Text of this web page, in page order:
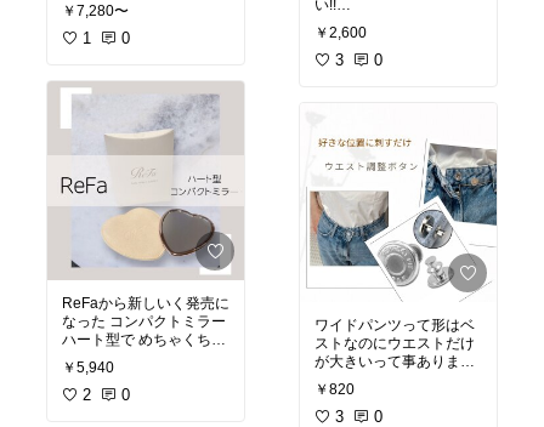
私のお気に入りは 40番で
す♡♡
#オリジナル写真
#落ちないリップ
#おすすめ商品
#買って良かった物
￥7,280〜
1 0
ReFaから新しいく発売に
なった コンパクトミラー
ハート型で めちゃくちゃ
可愛い♡♡
￥5,940
2 0
い!!
ほんとお肌ツルツルにな
るし 気になる小じわがマ
シになってる！
#韓国コスメ
#レチノール
#COSRX
#美肌対策
#オススメ商品
#買って良かった物
#楽天room
￥2,600
3 0
ワイドパンツって形はベ
ストなのにウエストだけ
が大きいって事ありませ
んか？
このボタンを付けるだけ
で お直ししなくても 簡単
￥820
3 0